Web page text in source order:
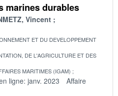
marines durables
Vincent
ET DU DEVELOPPEMENT
DE L'AGRICULTURE ET DES
MARITIMES (IGAM)
ligne: janv. 2023
Affaire